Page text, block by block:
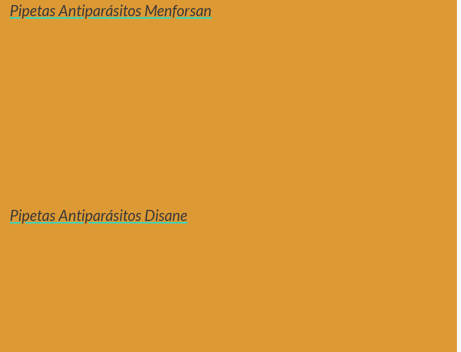
Pipetas Antiparásitos Menforsan
Pipetas Antiparásitos Disane